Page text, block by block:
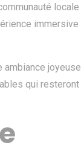
locale
immersive
ambiance joyeuse
qui resteront